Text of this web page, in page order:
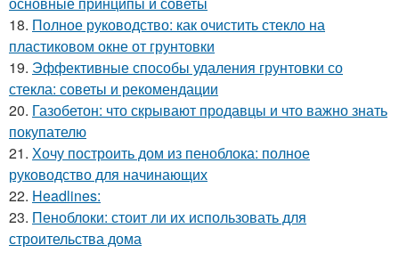
18. Полное руководство: как очистить стекло на
пластиковом окне от грунтовки
19. Эффективные способы удаления грунтовки со
стекла: советы и рекомендации
20. Газобетон: что скрывают продавцы и что важно знать
покупателю
21. Хочу построить дом из пеноблока: полное
руководство для начинающих
22. Headlines:
23. Пеноблоки: стоит ли их использовать для
строительства дома